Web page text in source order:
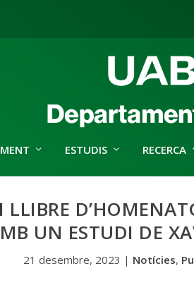
ESTUDIS RECERCA
UN ESTUDI DE
21 desembre, 2023 | Notícies,